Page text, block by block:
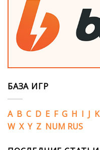
БАЗА ИГР
A B C D E F G H I J K
W X Y Z NUM RUS